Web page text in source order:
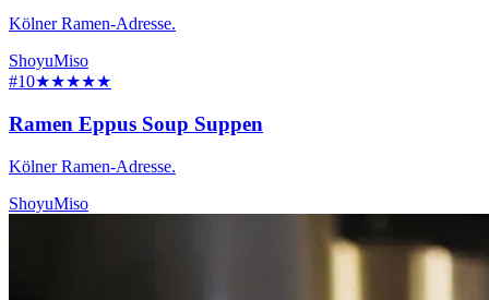
Kölner Ramen-Adresse.
ShoyuMiso
#10★★★★★
Ramen Eppus Soup Suppen
Kölner Ramen-Adresse.
ShoyuMiso